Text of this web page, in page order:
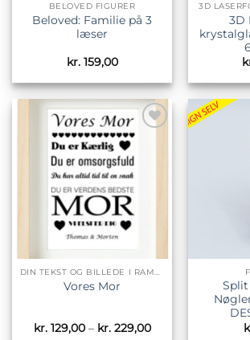
BELOVED FIGURER
Beloved: Familie på 3
læser
kr.159,00
3D
3D
Tilføj til
ønskeliste
DIN TEKST OG BILLEDE I RAMMER
Vores Mor
kr.129,00 – kr.229,00Prisinterval: